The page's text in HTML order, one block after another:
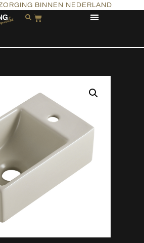
BINNEN NEDERLAND